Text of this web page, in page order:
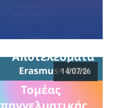
14/07/26